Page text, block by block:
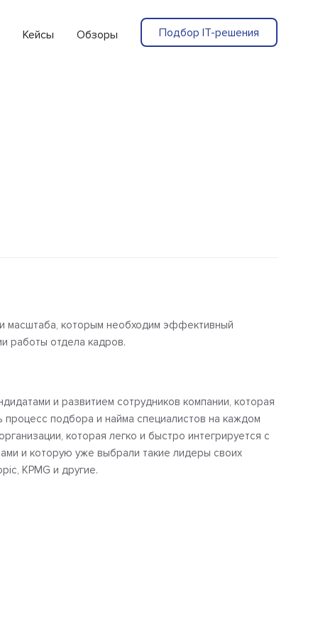
Кейсы Обзоры Подбор IT-решения
масштаба, которым необходим эффективный
работы отдела кадров.
и развитием сотрудников компании, которая
процесс подбора и найма специалистов на каждом
которая легко и быстро интегрируется с
и которую уже выбрали такие лидеры своих
KPMG и другие.